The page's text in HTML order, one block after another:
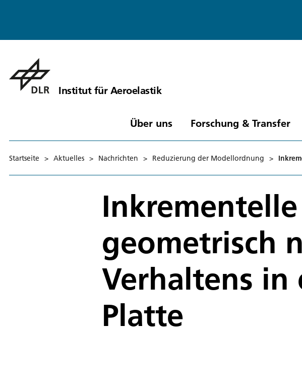
Institut für Aeroelastik
Über uns Forschung & Transfer
Startseite > Aktuelles > Nachrichten > Reduzierung der Modellordnung >
geometrisch
Verhaltens in
Platte